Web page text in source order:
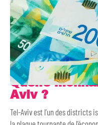
Quelle
Aviv ?
Tel-Aviv est l’un des districts